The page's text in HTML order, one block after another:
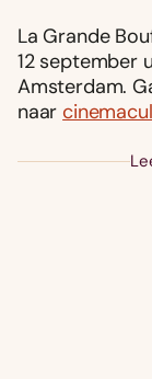
La Grande
12 september
Amsterdam.
naar